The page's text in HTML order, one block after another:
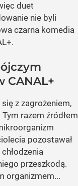
duet
nie byli
czarna komedia
CANAL+
z zagrożeniem,
razem źródłem
pozostawał
przeszkodą.
organizmem...